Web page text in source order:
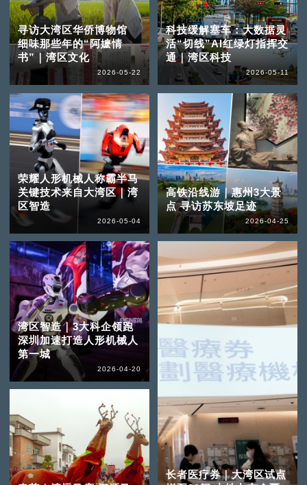
寻访大湾区华侨博物馆
细味那些年的“阿嬷情
书”｜湾区文化
2026-05-22
科技缓解塞车：大数据灵
活“切线”AI红绿灯指挥交
通｜湾区科技
2026-05-11
荣耀人形机械人称霸半马
关键技术来自大湾区｜湾
区智造
2026-05-04
高铁沿线游｜惠州3大景
点 寻访苏东坡足迹
2026-04-25
湾区智造｜3大科企领跑
深圳加速打造人形机械人
第一城
2026-04-20
长者医疗券｜大湾区试点